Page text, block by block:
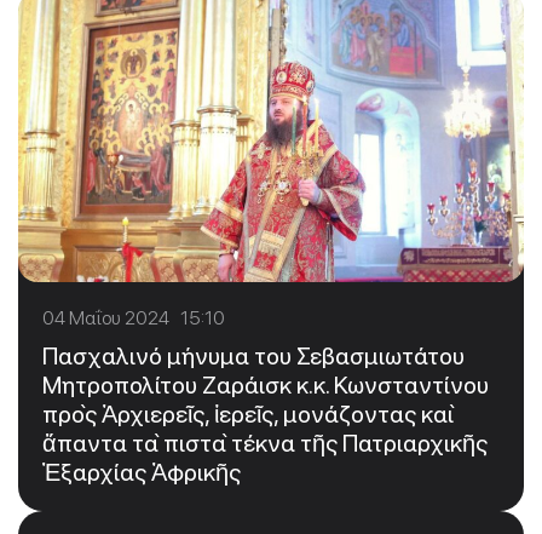
04 Μαΐου 2024 15:10
Πασχαλινό μήνυμα του Σεβασμιωτάτου
Μητροπολίτου Ζαράισκ κ.κ. Κωνσταντίνου
πρὸς Ἀρχιερεῖς, ἱερεῖς, μονάζοντας καὶ
ἅπαντα τὰ πιστὰ τέκνα τῆς Πατριαρχικῆς
Ἐξαρχίας Ἀφρικῆς